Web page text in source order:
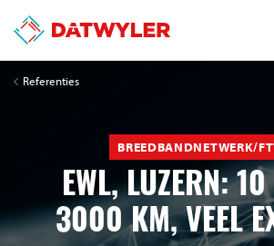
Referenties
BREEDBANDNETWERK/
EWL, LUZERN:
3000 KM, VEEL